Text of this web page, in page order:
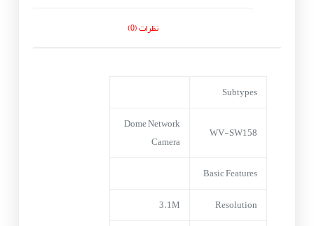
نظرات (0)
Subtypes
WV-SW158
Dome Network
Camera
Basic Features
Resolution
3.1M